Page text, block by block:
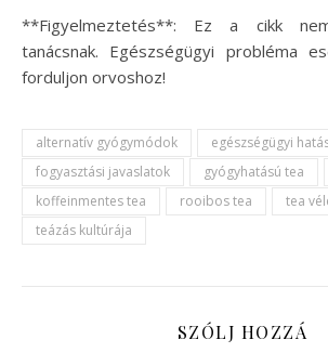
**Figyelmeztetés**: Ez a cikk
tanácsnak. Egészségügyi probléma
forduljon orvoshoz!
alternatív gyógymódok egészségügyi
fogyasztási javaslatok
gyógyhatású tea
koffeinmentes tea
rooibos tea
tea
teázás kultúrája
SZÓLJ HOZZÁ